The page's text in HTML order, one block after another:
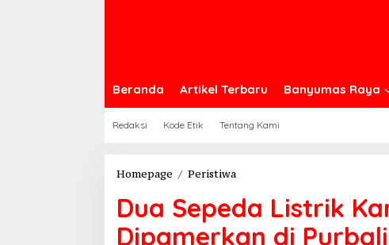
Beranda Artikel Terbaru Banyumas Raya
Redaksi Kode Etik Tentang Kami
Homepage / PeristiwaDua
Listrik
Karya
Putra
Dua Sepeda Listrik
Dipamerkan di